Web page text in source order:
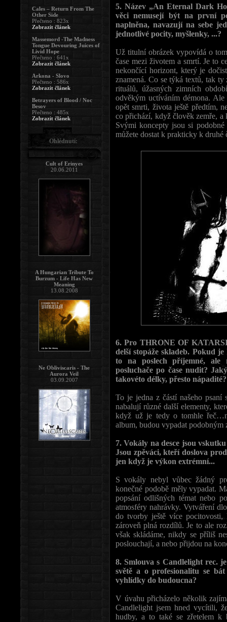
5. Název „An Eternal Dark
věci nemusejí být na první
naplněna, navazují na sebe
jednotlivé pocity, myšlenky, ...?
Už titulní obrázek vypovídá o
čase mezi životem a smrtí. Je to
nekončící horizont, který je
znamená. Co se týká textů, tak
rituálů, úžasných zimních
odvěkým uctíváním démona.
opět smrti, života ještě předtím,
co přichází, když člověk zemře, a
Svými koncepty jsou si
můžete dostat k prakticky k druhé
6. Pro THRONE OF
delší stopáže skladeb. Pokud
to na poslech příjemné, ale
posluchače po čase nudit?
takovéto délky, přesto
To je jedna z částí našeho
nabalují různé další elementy,
když už je tedy o tomhle
album, budou vypadat podobným
7. Vokály na desce jsou
Jsou zpěváci, kteří doslova
jen když je výkon extrémní...
S vokály nebyl vůbec žádný
konečné podobě měly vypadat.
popsání odlišných témat nebo
atmosféry nahrávky. Vytváření
do tvorby ještě více pocitovosti,
zároveň plná rozdílů. Je to ale
však skládáme, nikdy se příliš
poslouchají, a nebo přijdou na
8. Smlouva s Candlelight rec.
světě a o profesionalitu se
vyhlídky do budoucna?
V úvahu přicházelo několik
Candlelight jsem hned vycítili,
hudby, a to také se zřetelem k
Cales – Return From The
Other Side
Přečteno : 823x
Zobrazit článek
Massemord -The Madness
Tongue Devouring Juices of
Livid Hope
Přečteno : 641x
Zobrazit článek
Arkona - Slovo
Přečteno : 586x
Zobrazit článek
Betrayers of Blood / Noc
Besov
Přečteno : 485x
Zobrazit článek
Ohlédnutí:
Cult of Erinyes
20.06.2011
A Hungarian Tribute To
Burzum - Life Has New
Meaning
13.08.2008
Ne Obliviscaris - The
Aurora Veil
03.09.2007